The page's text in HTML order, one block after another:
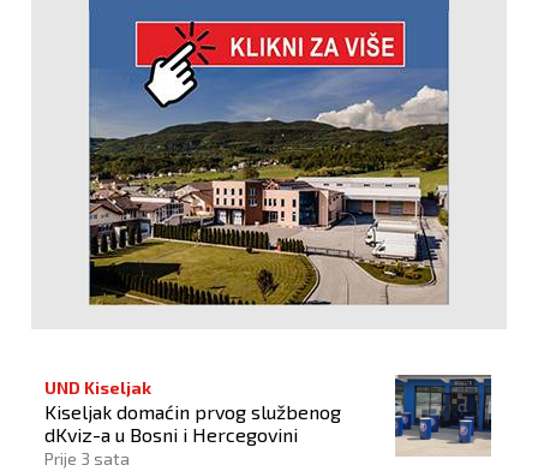
UND Kiseljak
Kiseljak domaćin prvog službenog
dKviz-a u Bosni i Hercegovini
Prije 3 sata